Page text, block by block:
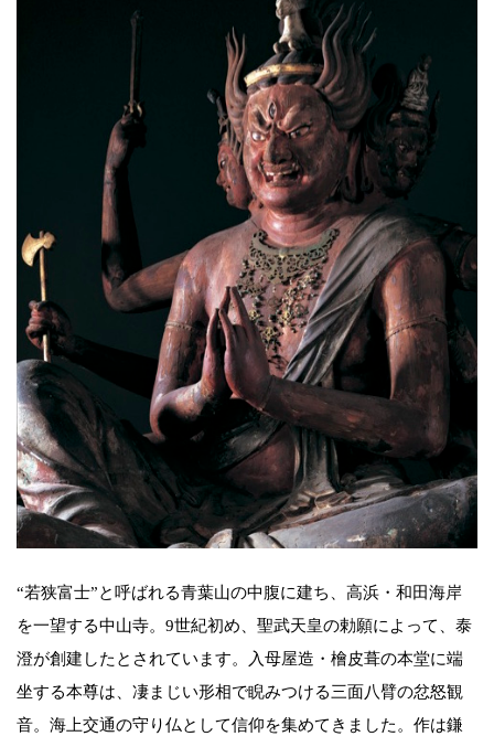
“若狭富士”と呼ばれる青葉山の中腹に建ち、高浜・和田海岸
を一望する中山寺。9世紀初め、聖武天皇の勅願によって、泰
澄が創建したとされています。入母屋造・檜皮葺の本堂に端
坐する本尊は、凄まじい形相で睨みつける三面八臂の忿怒観
音。海上交通の守り仏として信仰を集めてきました。作は鎌